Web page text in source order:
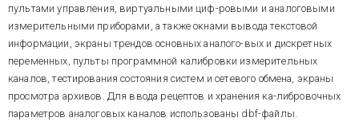
пультами управления, виртуальными циф-ровыми и аналоговыми
измерительными приборами, а также окнами вывода текстовой
информации, экраны трендов основных аналого-вых и дискретных
переменных, пульты программной калибровки измерительных
каналов, тестирования состояния систем и сетевого обмена, экраны
просмотра архивов. Для ввода рецептов и хранения ка-либровочных
параметров аналоговых каналов использованы dbf-файлы.